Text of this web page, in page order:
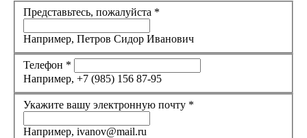
Представьтесь, пожалуйста *
Например, Петров Сидор Иванович
Телефон *
Например, +7 (985) 156 87-95
Укажите вашу электронную почту *
Например, ivanov@mail.ru